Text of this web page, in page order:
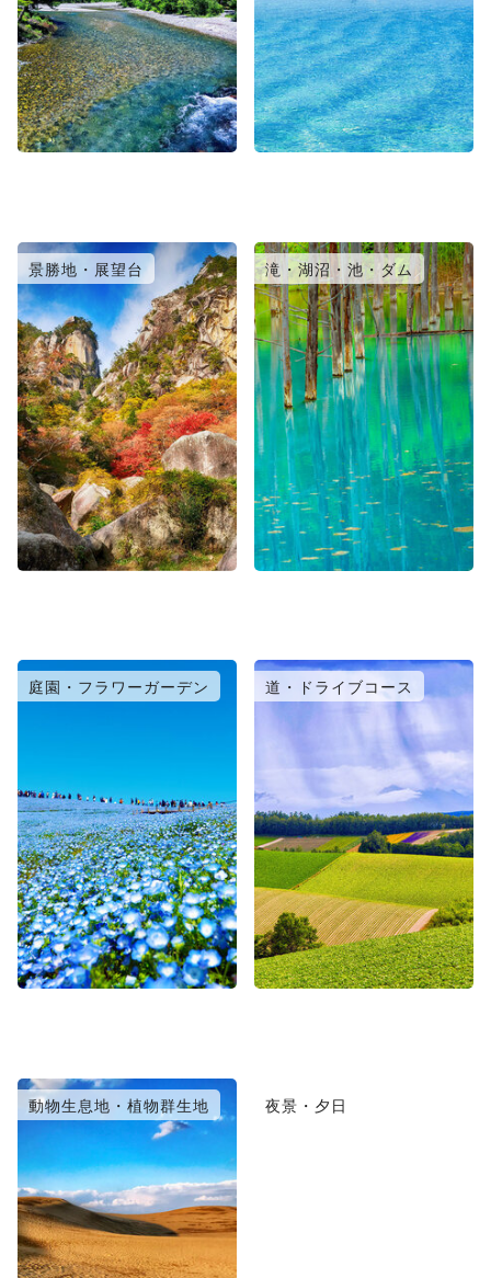
景勝地・展望台 滝・湖沼・池・ダム
庭園・フラワーガーデン 道・ドライブコース
動物生息地・植物群生地 夜景・夕日